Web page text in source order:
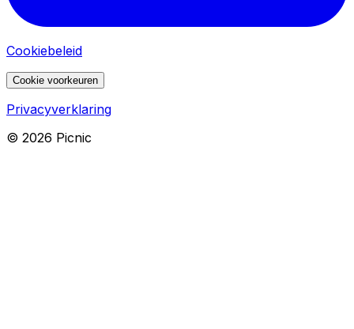
Cookiebeleid
Cookie voorkeuren
Privacyverklaring
© 2026 Picnic